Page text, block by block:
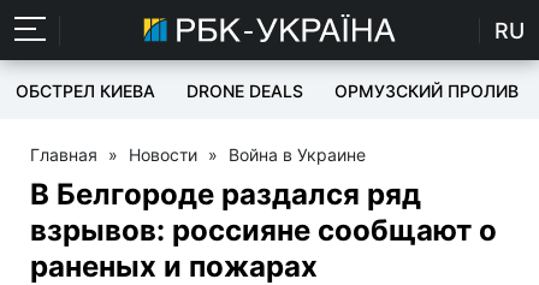
RU
ОБСТРЕЛ КИЕВА DRONE DEALS ОРМУЗСКИЙ ПРОЛИВ
Главная » Новости » Война в Украине
В Белгороде раздался ряд
взрывов: россияне сообщают о
раненых и пожарах